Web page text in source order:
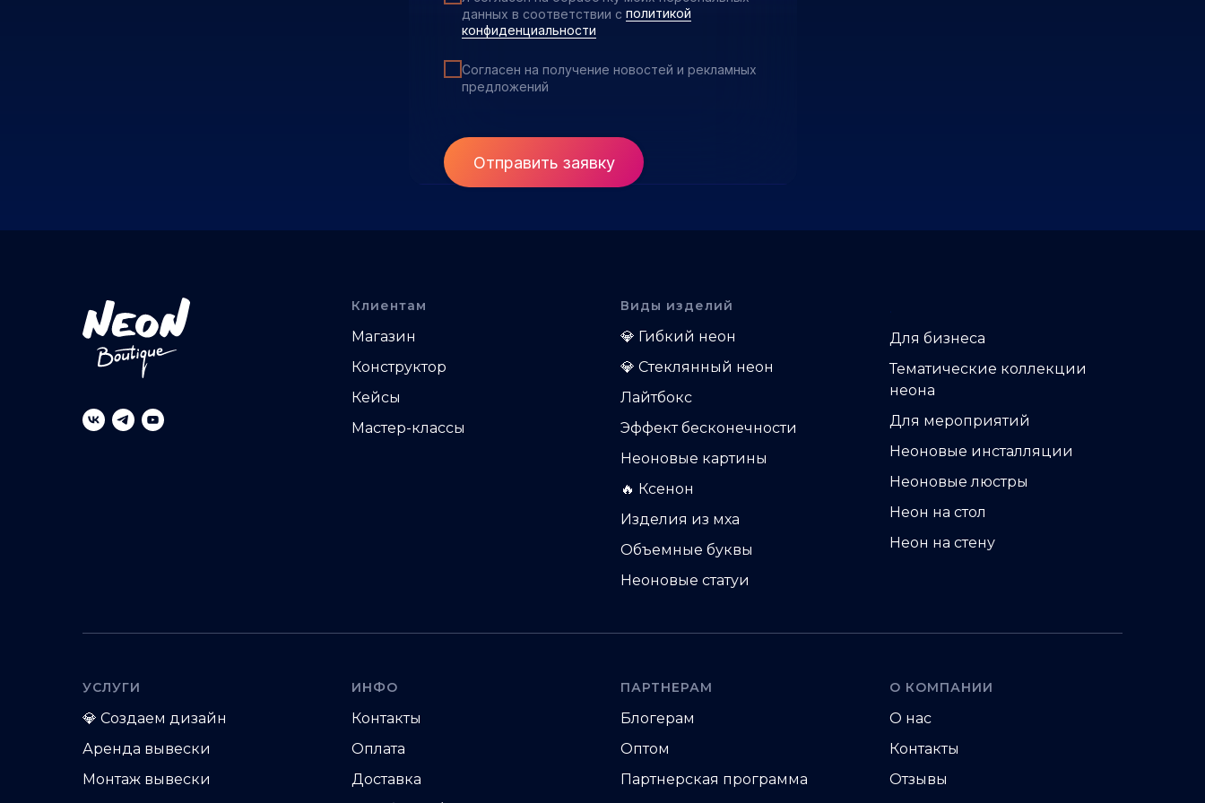
данных в соответствии с политикой
конфиденциальности
Согласен на получение новостей и рекламных
предложений
Отправить заявку
Клиентам
Магазин
Конструктор
Кейсы
Мастер-классы
Виды изделий
💎 Гибкий неон
💎 Стеклянный неон
Лайтбокс
Эффект бесконечности
Неоновые картины
🔥 Ксенон
Изделия из мха
Объемные буквы
Неоновые статуи
Для бизнеса
Тематические коллекции
неона
Для мероприятий
Неоновые инсталляции
Неоновые люстры
Неон на стол
Неон на стену
УСЛУГИ
💎 Создаем дизайн
Аренда вывески
Монтаж вывески
ИНФО
Контакты
Оплата
Доставка
ПАРТНЕРАМ
Блогерам
Оптом
Партнерская программа
О КОМПАНИИ
О нас
Контакты
Отзывы